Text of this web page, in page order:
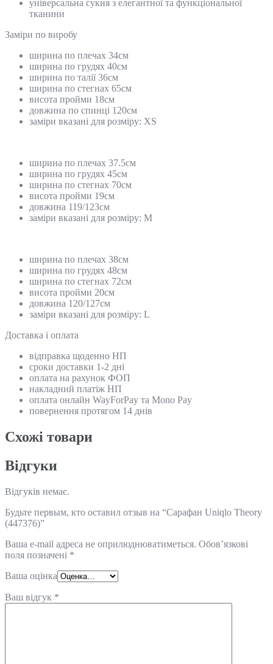
універсальна сукня з елегантної та функціональної
тканини
Замiри по виробу
ширина по плечах 34см
ширина по грудях 40см
ширина по талії 36см
ширина по стегнах 65см
висота пройми 18см
довжина по спинці 120см
заміри вказані для розміру: ХS
ширина по плечах 37.5см
ширина по грудях 45см
ширина по стегнах 70см
висота пройми 19см
довжина 119/123см
заміри вказані для розміру: М
ширина по плечах 38см
ширина по грудях 48см
ширина по стегнах 72см
висота пройми 20см
довжина 120/127см
заміри вказані для розміру: L
Доставка і оплата
відправка щоденно НП
сроки доставки 1-2 дні
оплата на рахунок ФОП
накладний платіж НП
оплата онлайн WayForPay та Mono Pay
повернення протягом 14 днів
Схожi товари
Відгуки
Відгуків немає.
Будьте первым, кто оставил отзыв на “Сарафан Uniqlo Theory
(447376)”
Ваша e-mail адреса не оприлюднюватиметься. Обов’язкові
поля позначені *
Ваша оцінка
Ваш відгук *